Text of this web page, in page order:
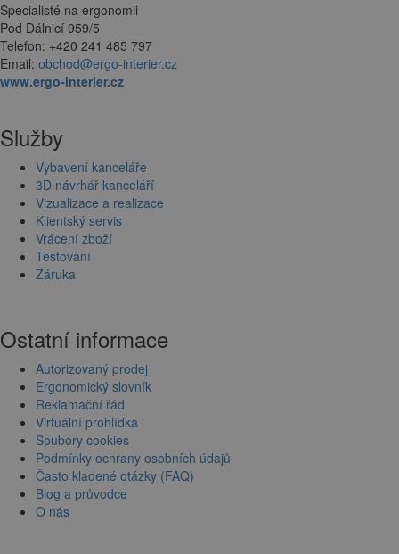
Specialisté na ergonomii
Pod Dálnicí 959/5
Telefon: +420 241 485 797
Email: obchod@ergo-interier.cz
www.ergo-interier.cz
Služby
Vybavení kanceláře
3D návrhář kanceláří
Vizualizace a realizace
Klientský servis
Vrácení zboží
Testování
Záruka
Ostatní informace
Autorizovaný prodej
Ergonomický slovník
Reklamační řád
Virtuální prohlídka
Soubory cookies
Podmínky ochrany osobních údajů
Často kladené otázky (FAQ)
Blog a průvodce
O nás